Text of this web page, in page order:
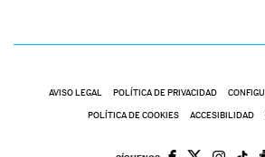
AVISO LEGAL POLÍTICA DE PRIVACIDAD
POLÍTICA DE COOKIES ACCESIBILIDAD